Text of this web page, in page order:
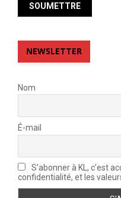
NEWSLETTER
Nom
É-mail
S'abonner à KL, c'est
confidentialité, et les